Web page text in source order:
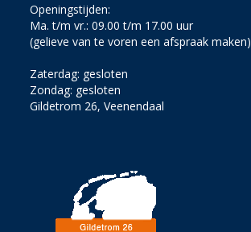
Openingstijden:
Ma. t/m vr.: 09.00 t/m 17.00 uur
(gelieve van te voren een afspraak maken)
Zaterdag: gesloten
Zondag: gesloten
Gildetrom 26, Veenendaal